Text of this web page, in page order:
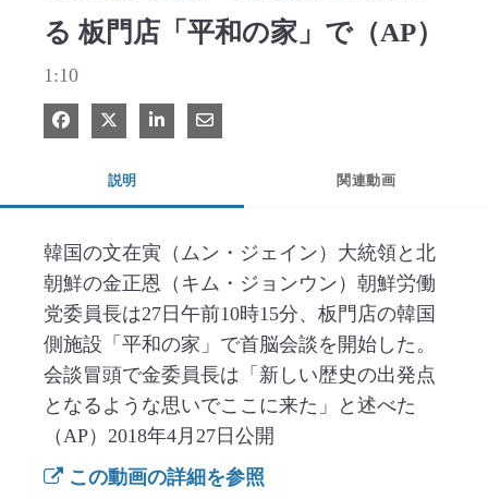
る 板門店「平和の家」で（AP）
1:10
Facebook で共有
Xで共有する
LinkedIn で共有
電子メールで共有
説明 関連動画
韓国の文在寅（ムン・ジェイン）大統領と北
朝鮮の金正恩（キム・ジョンウン）朝鮮労働
党委員長は27日午前10時15分、板門店の韓国
側施設「平和の家」で首脳会談を開始した。
会談冒頭で金委員長は「新しい歴史の出発点
となるような思いでここに来た」と述べた
（AP）2018年4月27日公開
この動画の詳細を参照